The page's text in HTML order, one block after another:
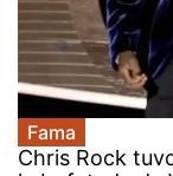
Fama
Chris Rock